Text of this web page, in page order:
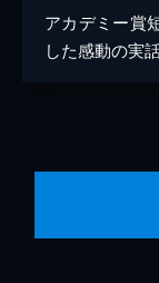
アカデミー賞
した感動の実